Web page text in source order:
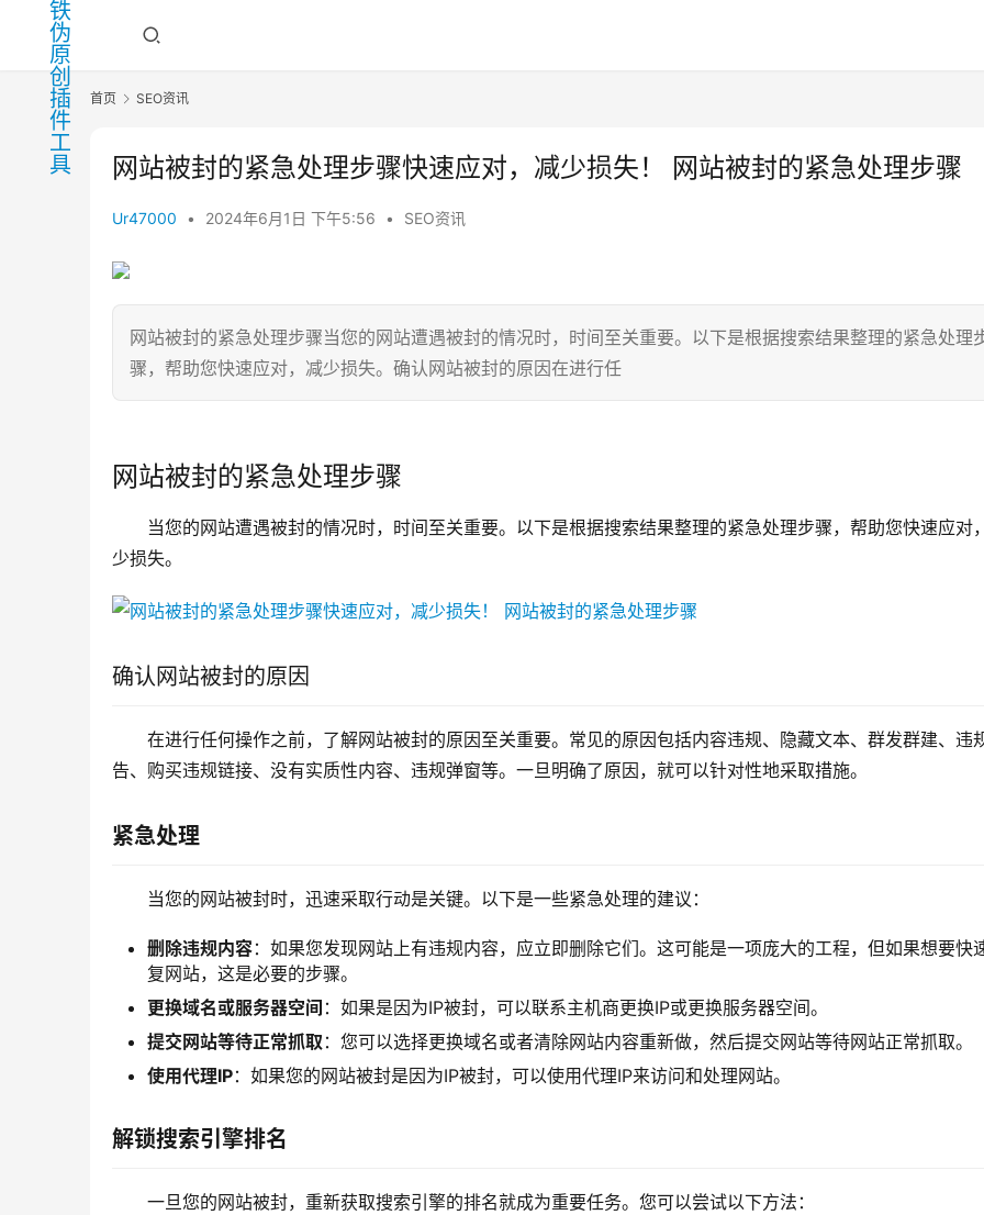
首页 SEO资讯
网站被封的紧急处理步骤快速应对，减少损失！ 网站被封的紧急处理步骤
Ur47000 • 2024年6月1日 下午5:56 • SEO资讯
网站被封的紧急处理步骤当您的网站遭遇被封的情况时，时间至关重要。以下是根据搜索结果整理的紧急处理
骤，帮助您快速应对，减少损失。确认网站被封的原因在进行任
网站被封的紧急处理步骤
当您的网站遭遇被封的情况时，时间至关重要。以下是根据搜索结果整理的紧急处理步骤，帮助您快速应对
少损失。
确认网站被封的原因
在进行任何操作之前，了解网站被封的原因至关重要。常见的原因包括内容违规、隐藏文本、群发群建、违
告、购买违规链接、没有实质性内容、违规弹窗等。一旦明确了原因，就可以针对性地采取措施。
紧急处理
当您的网站被封时，迅速采取行动是关键。以下是一些紧急处理的建议：
删除违规内容：如果您发现网站上有违规内容，应立即删除它们。这可能是一项庞大的工程，但如果想要快
复网站，这是必要的步骤。
更换域名或服务器空间 ：如果是因为IP被封，可以联系主机商更换IP或更换服务器空间。
提交网站等待正常抓取 ：您可以选择更换域名或者清除网站内容重新做，然后提交网站等待网站正常抓取。
使用代理IP：如果您的网站被封是因为IP被封，可以使用代理IP来访问和处理网站。
解锁搜索引擎排名
一旦您的网站被封，重新获取搜索引擎的排名就成为重要任务。您可以尝试以下方法：